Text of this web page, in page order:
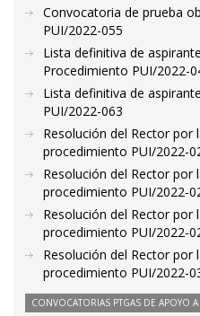
Convocatoria de prueba
PUI/2022-055
Lista definitiva de
Procedimiento PUI/2022-
Lista definitiva de
PUI/2022-063
Resolución del Rector por
procedimiento PUI/2022-
Resolución del Rector por
procedimiento PUI/2022-
Resolución del Rector por
procedimiento PUI/2022-
Resolución del Rector por
procedimiento PUI/2022-
CONVOCATORIAS PTGAS DE APOYO